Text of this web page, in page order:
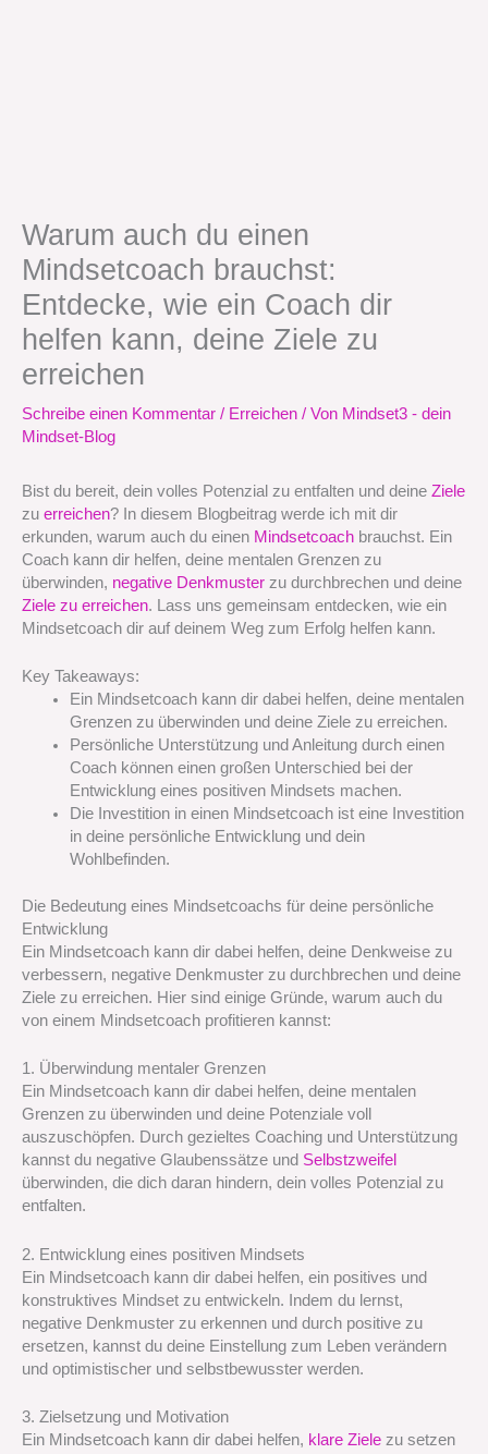
Warum auch du einen
Mindsetcoach brauchst:
Entdecke, wie ein Coach dir
helfen kann, deine Ziele zu
erreichen
Schreibe einen Kommentar / Erreichen / Von Mindset3 - dein
Mindset-Blog
Bist du bereit, dein volles Potenzial zu entfalten und deine Ziele
zu erreichen? In diesem Blogbeitrag werde ich mit dir
erkunden, warum auch du einen Mindsetcoach brauchst. Ein
Coach kann dir helfen, deine mentalen Grenzen zu
überwinden, negative Denkmuster zu durchbrechen und deine
Ziele zu erreichen. Lass uns gemeinsam entdecken, wie ein
Mindsetcoach dir auf deinem Weg zum Erfolg helfen kann.
Key Takeaways:
Ein Mindsetcoach kann dir dabei helfen, deine mentalen
Grenzen zu überwinden und deine Ziele zu erreichen.
Persönliche Unterstützung und Anleitung durch einen
Coach können einen großen Unterschied bei der
Entwicklung eines positiven Mindsets machen.
Die Investition in einen Mindsetcoach ist eine Investition
in deine persönliche Entwicklung und dein
Wohlbefinden.
Die Bedeutung eines Mindsetcoachs für deine persönliche
Entwicklung
Ein Mindsetcoach kann dir dabei helfen, deine Denkweise zu
verbessern, negative Denkmuster zu durchbrechen und deine
Ziele zu erreichen. Hier sind einige Gründe, warum auch du
von einem Mindsetcoach profitieren kannst:
1. Überwindung mentaler Grenzen
Ein Mindsetcoach kann dir dabei helfen, deine mentalen
Grenzen zu überwinden und deine Potenziale voll
auszuschöpfen. Durch gezieltes Coaching und Unterstützung
kannst du negative Glaubenssätze und Selbstzweifel
überwinden, die dich daran hindern, dein volles Potenzial zu
entfalten.
2. Entwicklung eines positiven Mindsets
Ein Mindsetcoach kann dir dabei helfen, ein positives und
konstruktives Mindset zu entwickeln. Indem du lernst,
negative Denkmuster zu erkennen und durch positive zu
ersetzen, kannst du deine Einstellung zum Leben verändern
und optimistischer und selbstbewusster werden.
3. Zielsetzung und Motivation
Ein Mindsetcoach kann dir dabei helfen, klare Ziele zu setzen